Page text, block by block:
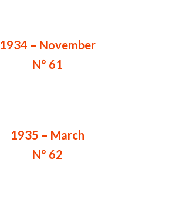
1934 – November
Nº 61
1935 – March
Nº 62